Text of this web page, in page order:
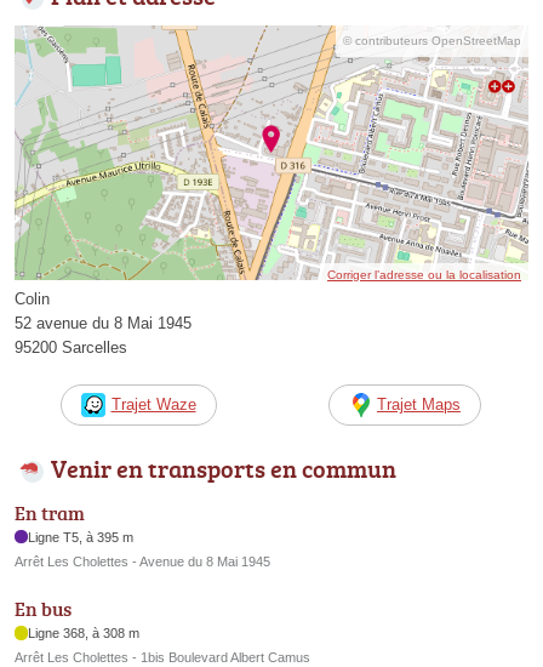
© contributeurs OpenStreetMap
Corriger l’adresse ou la localisation
Colin
52 avenue du 8 Mai 1945
95200 Sarcelles
Trajet Waze Trajet Maps
Venir en transports en commun
En tram
Ligne T5, à 395 m
Arrêt Les Cholettes - Avenue du 8 Mai 1945
En bus
Ligne 368, à 308 m
Arrêt Les Cholettes - 1bis Boulevard Albert Camus